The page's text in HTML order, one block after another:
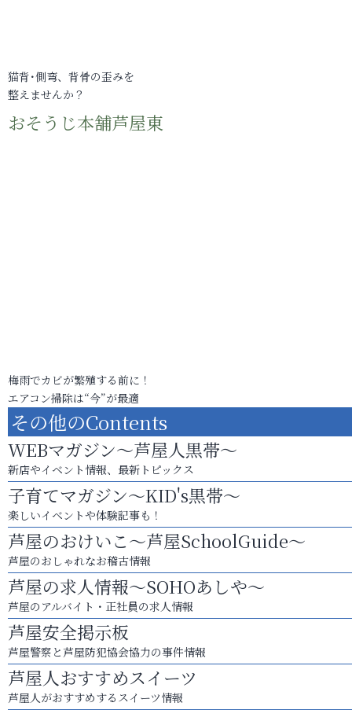
猫背･側弯、背骨の歪みを
整えませんか？
おそうじ本舗芦屋東
梅雨でカビが繁殖する前に！
エアコン掃除は“今”が最適
その他のContents
WEBマガジン～芦屋人黒帯～
新店やイベント情報、最新トピックス
子育てマガジン～KID's黒帯～
楽しいイベントや体験記事も！
芦屋のおけいこ～芦屋SchoolGuide～
芦屋のおしゃれなお稽古情報
芦屋の求人情報～SOHOあしや～
芦屋のアルバイト・正社員の求人情報
芦屋安全掲示板
芦屋警察と芦屋防犯協会協力の事件情報
芦屋人おすすめスイーツ
芦屋人がおすすめするスイーツ情報